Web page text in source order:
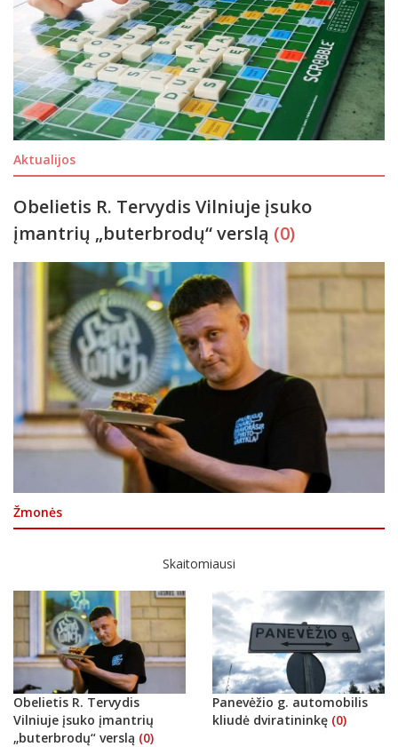
Aktualijos
Obelietis R. Tervydis Vilniuje įsuko
įmantrių „buterbrodų“ verslą (0)
Žmonės
Skaitomiausi
Obelietis R. Tervydis
Vilniuje įsuko įmantrių
„buterbrodų“ verslą (0)
Panevėžio g. automobilis
kliudė dviratininkę (0)